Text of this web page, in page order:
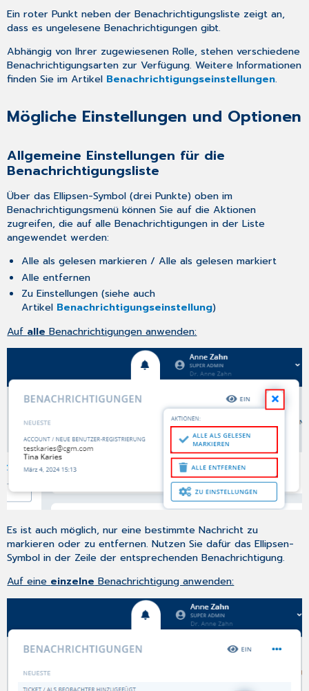
Ein roter Punkt neben der Benachrichtigungsliste zeigt an,
dass es ungelesene Benachrichtigungen gibt.
Abhängig von Ihrer zugewiesenen Rolle, stehen verschiedene
Benachrichtigungsarten zur Verfügung. Weitere Informationen
finden Sie im Artikel Benachrichtigungseinstellungen.
Mögliche Einstellungen und Optionen
Allgemeine Einstellungen für die
Benachrichtigungsliste
Über das Ellipsen-Symbol (drei Punkte) oben im
Benachrichtigungsmenü können Sie auf die Aktionen
zugreifen, die auf alle Benachrichtigungen in der Liste
angewendet werden:
Alle als gelesen markieren / Alle als gelesen markiert
Alle entfernen
Zu Einstellungen (siehe auch
Artikel Benachrichtigungseinstellung)
Auf alle Benachrichtigungen anwenden:
Es ist auch möglich, nur eine bestimmte Nachricht zu
markieren oder zu entfernen. Nutzen Sie dafür das Ellipsen-
Symbol in der Zeile der entsprechenden Benachrichtigung.
Auf eineeinzelneBenachrichtigung anwenden: